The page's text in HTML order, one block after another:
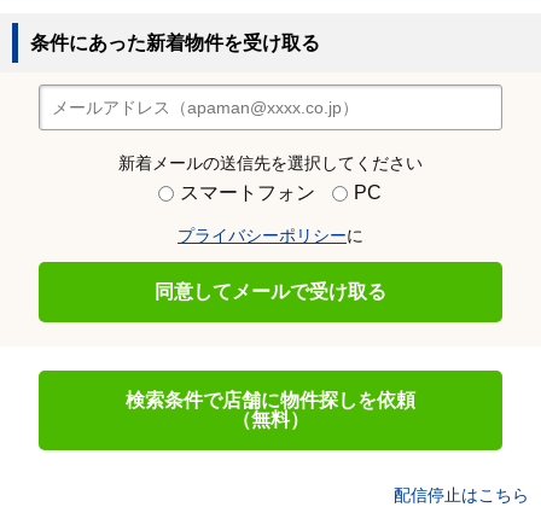
条件にあった新着物件を受け取る
新着メールの送信先を選択してください
スマートフォン PC
プライバシーポリシーに
同意してメールで受け取る
検索条件で店舗に物件探しを依頼
（無料）
配信停止はこちら